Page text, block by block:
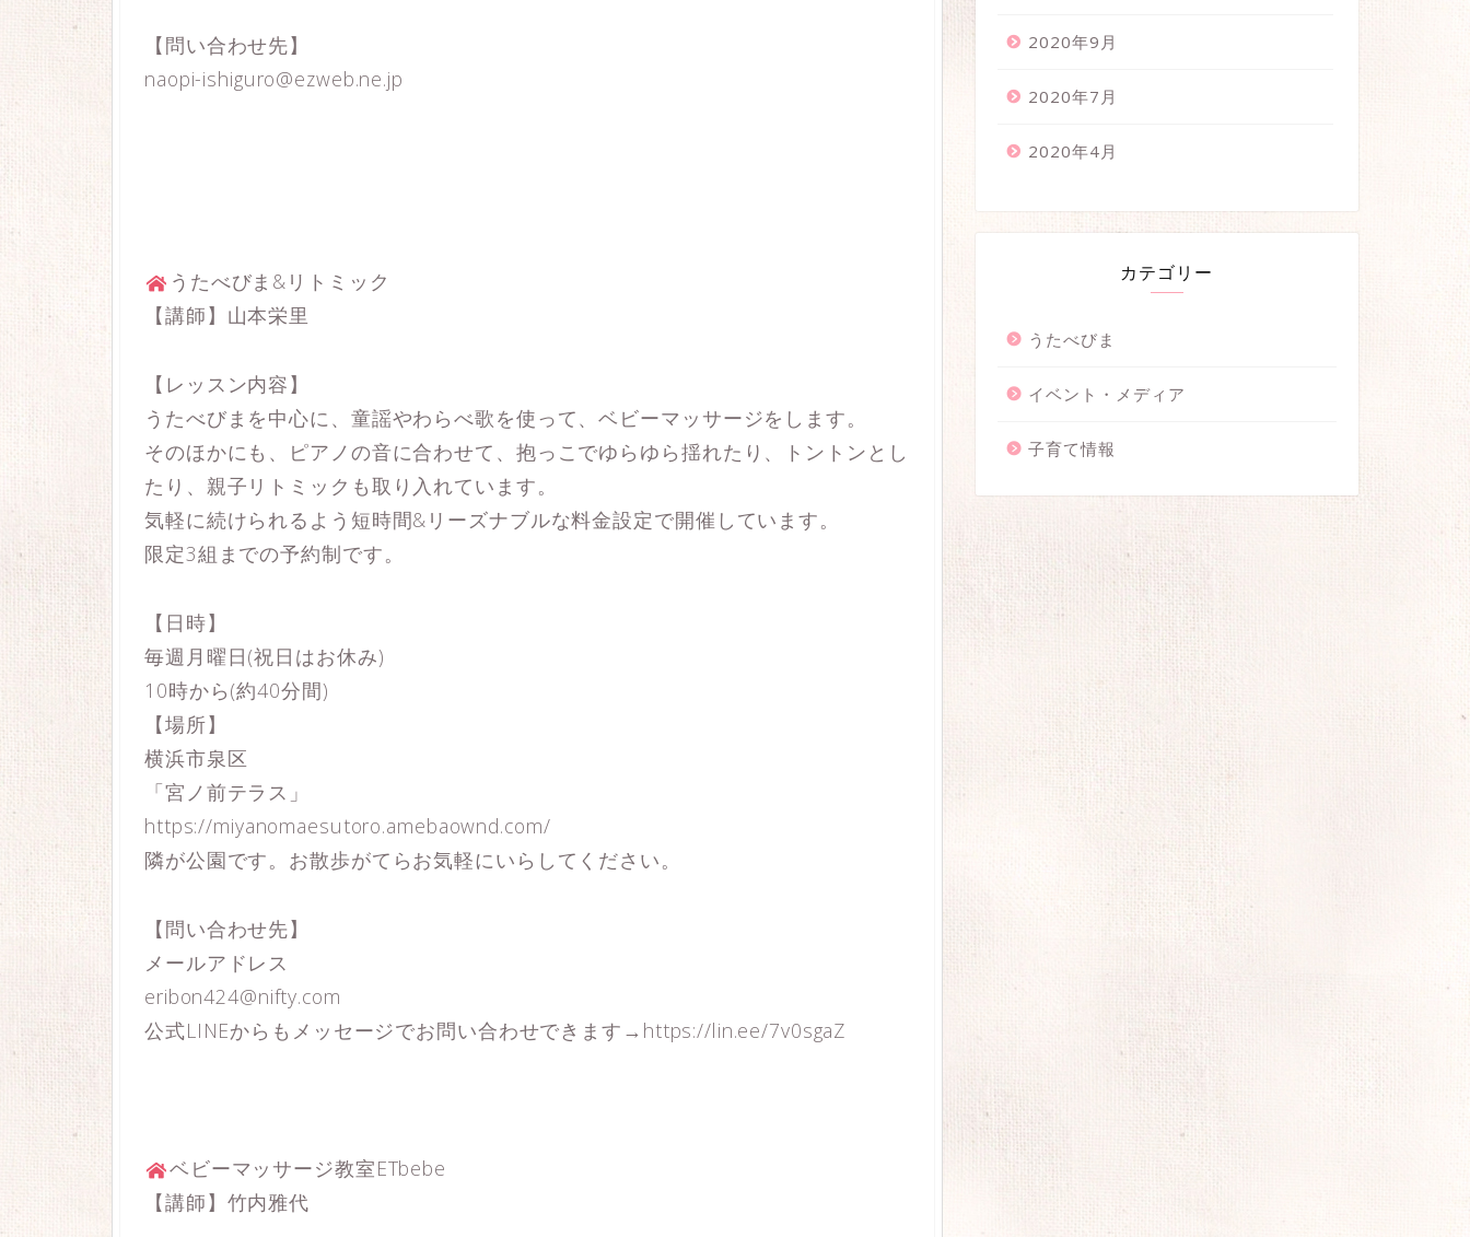
【問い合わせ先】
naopi-ishiguro@ezweb.ne.jp
うたべびま&リトミック
【講師】山本栄里
【レッスン内容】
うたべびまを中心に、童謡やわらべ歌を使って、ベビーマッサージをします。
そのほかにも、ピアノの音に合わせて、抱っこでゆらゆら揺れたり、トントンとし
たり、親子リトミックも取り入れています。
気軽に続けられるよう短時間&リーズナブルな料金設定で開催しています。
限定3組までの予約制です。
【日時】
毎週月曜日(祝日はお休み)
10時から(約40分間)
【場所】
横浜市泉区
「宮ノ前テラス」
https://miyanomaesutoro.amebaownd.com/
隣が公園です。お散歩がてらお気軽にいらしてください。
【問い合わせ先】
メールアドレス
eribon424@nifty.com
公式LINEからもメッセージでお問い合わせできます→https://lin.ee/7v0sgaZ
ベビーマッサージ教室ETbebe
【講師】竹内雅代
2020年9月
2020年7月
2020年4月
カテゴリー
うたべびま
イベント・メディア
子育て情報